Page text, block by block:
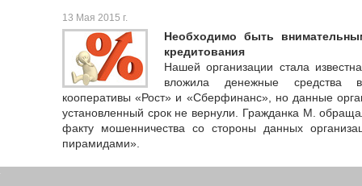
13 Мая 2015 г.
Необходимо быть
кредитования
Нашей организации стала
вложила денежные средства в
кооперативы «Рост» и «Сберфинанс», но данные
установленный срок не вернули. Гражданка М.
факту мошенничества со стороны данных
пирамидами».